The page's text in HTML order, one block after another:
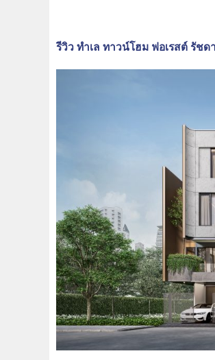
รีวิว ทำเล ทาวน์โฮม ฟอเรสต์ รัช